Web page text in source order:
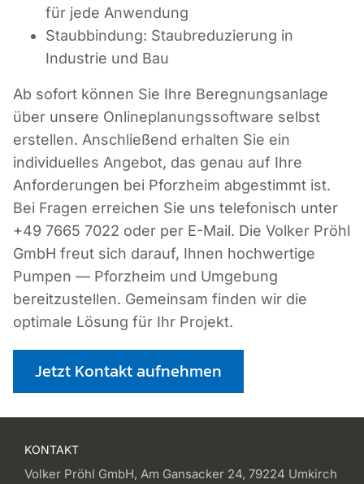
für jede Anwendung
Staubbindung: Staubreduzierung in
Industrie und Bau
Ab sofort können Sie Ihre Beregnungsanlage
über unsere Onlineplanungssoftware selbst
erstellen. Anschließend erhalten Sie ein
individuelles Angebot, das genau auf Ihre
Anforderungen bei Pforzheim abgestimmt ist.
Bei Fragen erreichen Sie uns telefonisch unter
+49 7665 7022 oder per E-Mail. Die Volker Pröhl
GmbH freut sich darauf, Ihnen hochwertige
Pumpen — Pforzheim und Umgebung
bereitzustellen. Gemeinsam finden wir die
optimale Lösung für Ihr Projekt.
Jetzt Kontakt aufnehmen
KONTAKT
Volker Pröhl GmbH, Am Gansacker 24, 79224 Umkirch